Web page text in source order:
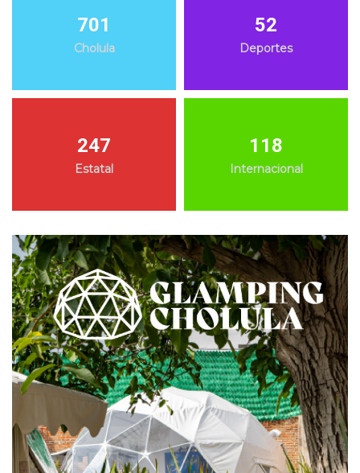
701
Cholula
52
Deportes
247
Estatal
118
Internacional